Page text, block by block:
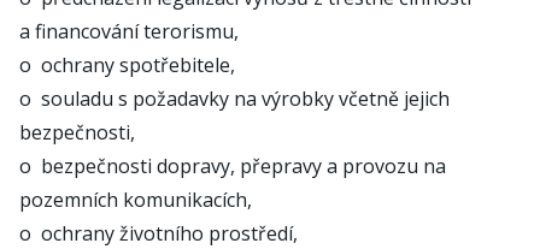
a financování terorismu,
o ochrany spotřebitele,
o souladu s požadavky na výrobky včetně jejich
bezpečnosti,
o bezpečnosti dopravy, přepravy a provozu na
pozemních komunikacích,
o ochrany životního prostředí,